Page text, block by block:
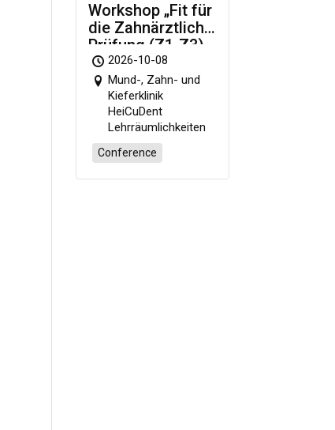
Workshop „Fit für
die Zahnärztliche
Prüfung (Z1-Z3)
– Gut vorbereitet
in den Beruf
starten“
2026-10-08
Mund-, Zahn- und
Kieferklinik
HeiCuDent
Lehrräumlichkeiten
Conference